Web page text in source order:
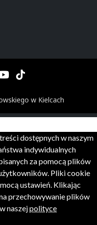
w Kielcach
dostępnych w naszym
indywidualnych
za pomocą plików
Pliki cookie
ustawień. Klikając
przechowywanie plików
naszejpolityce